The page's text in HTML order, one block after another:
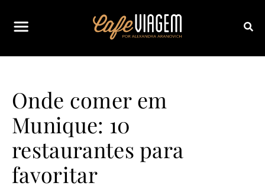
Onde comer em
Munique: 10
restaurantes para
favoritar